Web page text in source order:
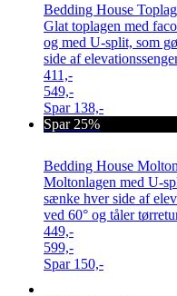
Bedding House
Glat toplagen med
og med U-split, som
side af
411,-
549,-
Spar 138,-
Spar 25%
Bedding House
Moltonlagen med U-
sænke hver side af
ved 60° og tåler
449,-
599,-
Spar 150,-